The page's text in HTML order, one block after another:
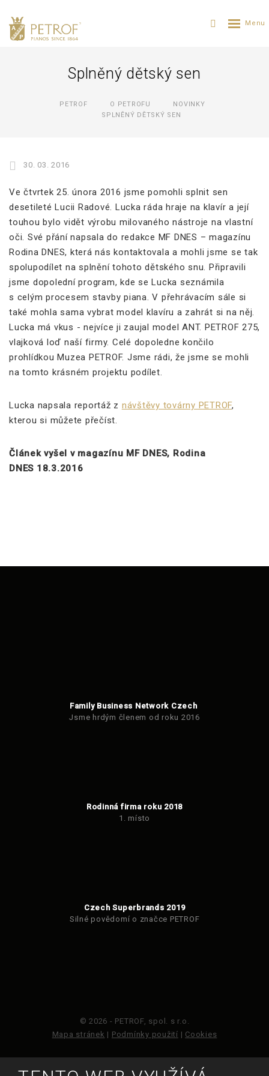
Splněný dětský sen
PETROF O PETROFU
NOVINKY
SPLNĚNÝ DĚTSKÝ SEN
30. 03. 2016
Ve čtvrtek 25. února 2016 jsme pomohli splnit sen
desetileté Lucii Radové. Lucka ráda hraje na klavír a její
touhou bylo vidět výrobu milovaného nástroje na vlastní
oči. Své přání napsala do redakce MF DNES – magazínu
Rodina DNES, která nás kontaktovala a mohli jsme se tak
spolupodílet na splnění tohoto dětského snu. Připravili
jsme dopolední program, kde se Lucka seznámila
s celým procesem stavby piana. V přehrávacím sále si
také mohla sama vybrat model klavíru a zahrát si na něj.
Lucka má vkus - nejvíce ji zaujal model ANT. PETROF 275,
vlajková loď naší firmy. Celé dopoledne končilo
prohlídkou Muzea PETROF. Jsme rádi, že jsme se mohli
na tomto krásném projektu podílet.
Lucka napsala reportáž z návštěvy továrny PETROF,
kterou si můžete přečíst.
Článek vyšel v magazínu MF DNES, Rodina
DNES 18.3.2016
Family Business Network Czech
Jsme hrdým členem od roku 2016
Rodinná firma roku 2018
1. místo
Czech Superbrands 2019
Silné povědomí o značce PETROF
© 2026 - PETROF, spol. s r.o.
Mapa stránek | Podmínky použití | Cookies